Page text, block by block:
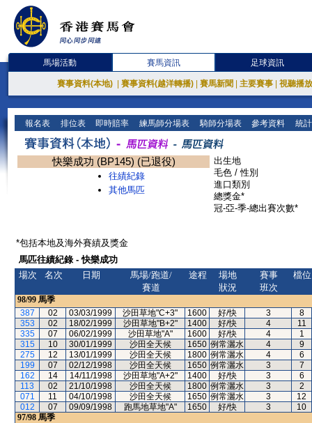
馬場活動 賽馬資訊 足球資訊
賽事資料(本地) 賽事資料(越洋轉播) 賽馬新聞 主要賽事 視聽播
報名表 排位表 即時賠率 練馬師分場表 騎師分場表 參考資料 統
快樂成功 (BP145) (已退役)
往績紀錄
其他馬匹
出生地
毛色 / 性別
進口類別
總獎金*
冠-亞-季-總出賽次數*
*包括本地及海外賽績及獎金
馬匹往績紀錄 - 快樂成功
場次
名次 日期
馬場/跑道/
賽道
途程
場地
狀況
賽事
班次
檔位
98/99 馬季
387
02 03/03/1999 沙田草地"C+3" 1600 好/快 3
8
353
02 18/02/1999 沙田草地"B+2" 1400 好/快 4
11
335
07 06/02/1999 沙田草地"A" 1600 好/快 4
1
315
10 30/01/1999 沙田全天候 1650 例常灑水 4
9
275
12 13/01/1999 沙田全天候 1800 例常灑水 4
6
199
07 02/12/1998 沙田全天候 1650 例常灑水 3
7
162
14 14/11/1998 沙田草地"A+2" 1400 好/快 3
6
113
02 21/10/1998 沙田全天候 1800 例常灑水 3
2
071
11 04/10/1998 沙田全天候 1650 例常灑水 3
12
012
07 09/09/1998 跑馬地草地"A" 1650 好/快 3
10
97/98 馬季